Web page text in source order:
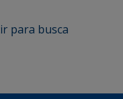
ir para busca